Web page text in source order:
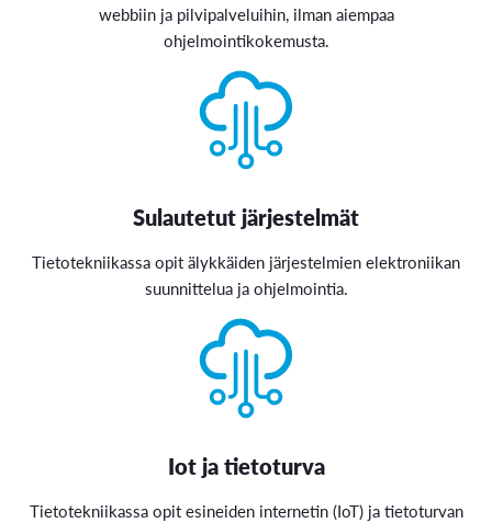
webbiin ja pilvipalveluihin, ilman aiempaa
ohjelmointikokemusta.
Sulautetut järjestelmät
Tietotekniikassa opit älykkäiden järjestelmien elektroniikan
suunnittelua ja ohjelmointia.
Iot ja tietoturva
Tietotekniikassa opit esineiden internetin (IoT) ja tietoturvan